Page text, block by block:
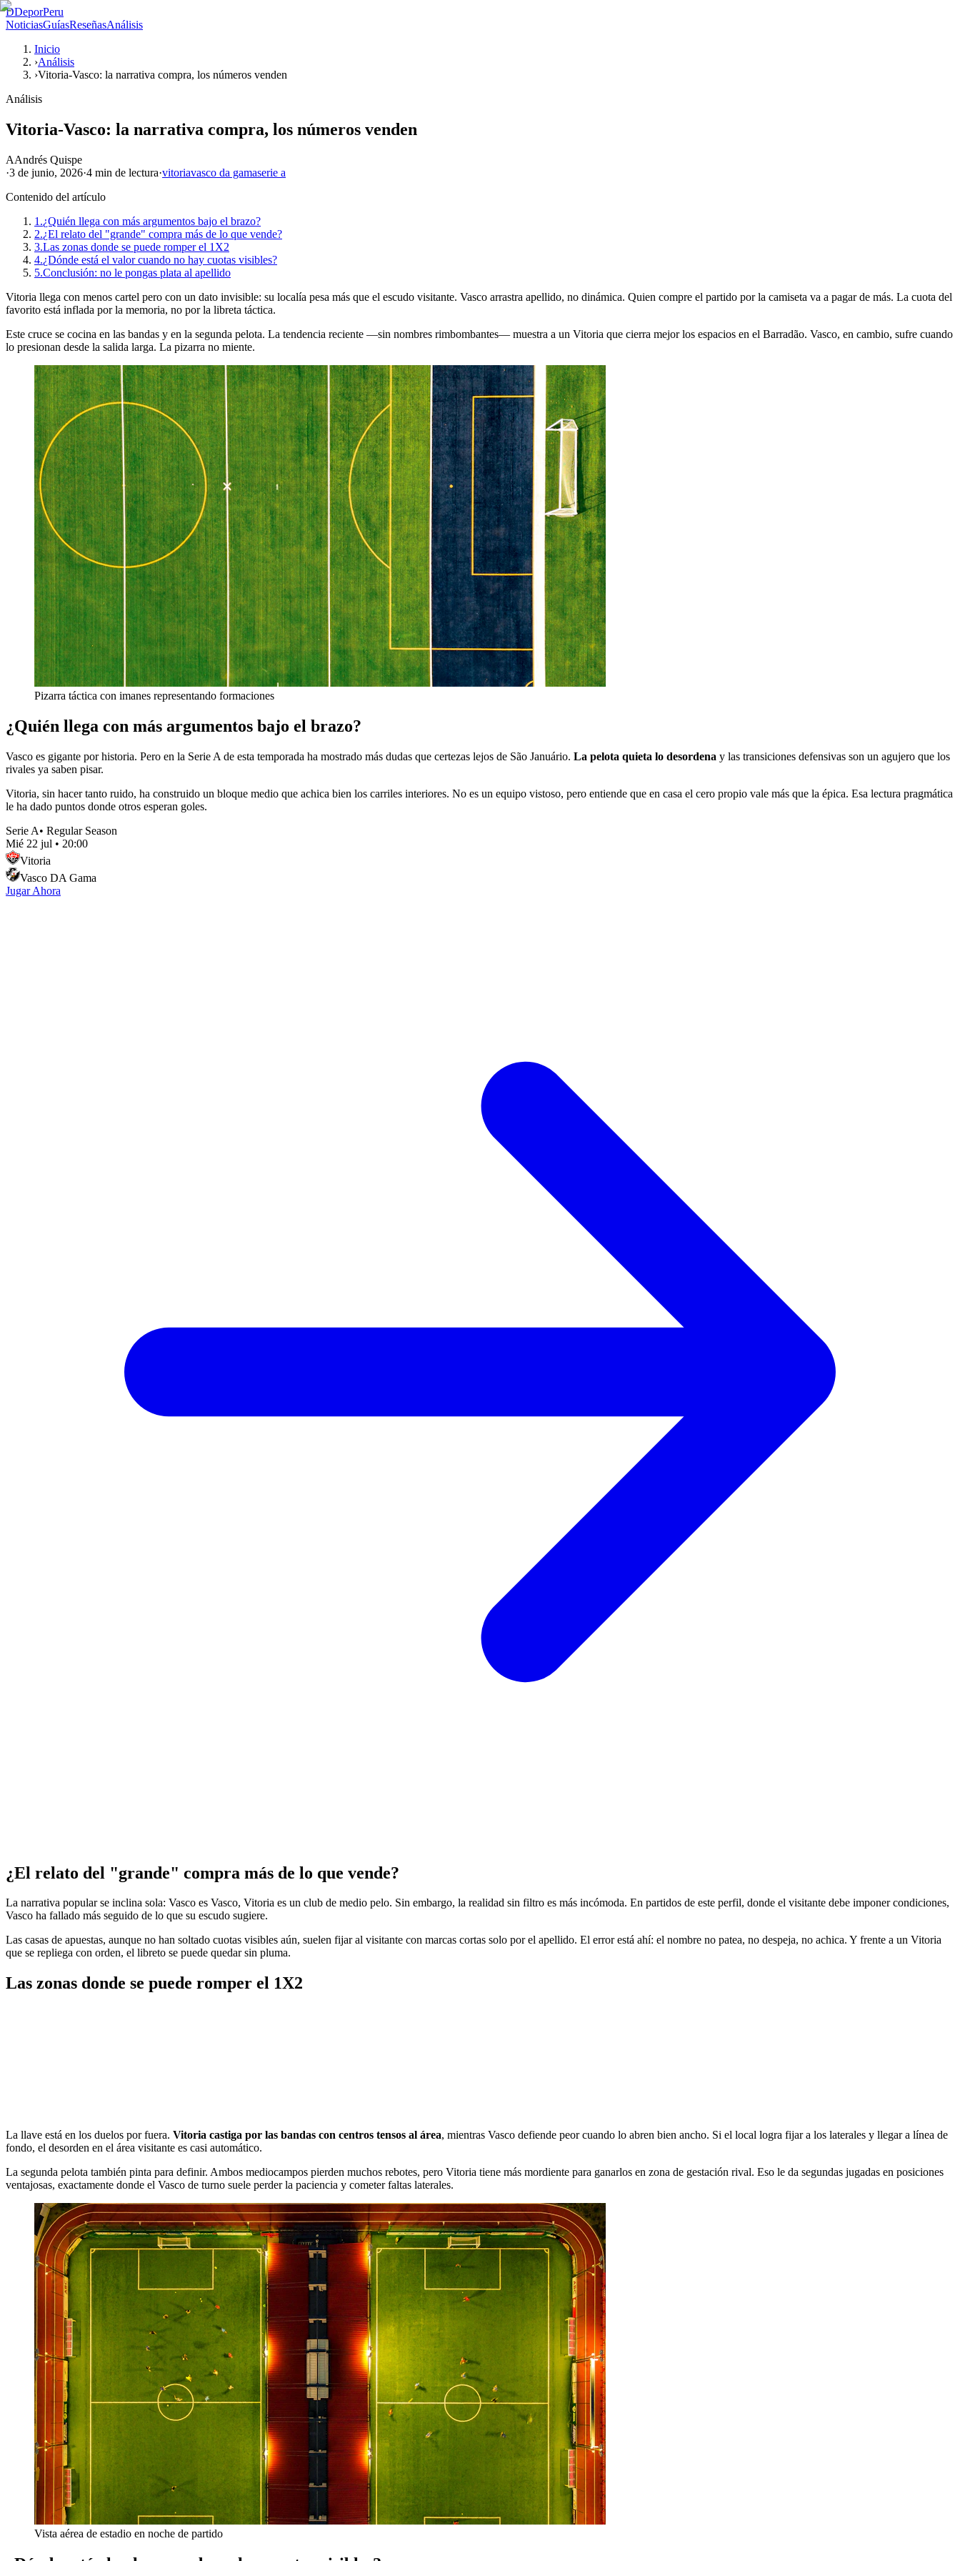
DDeporPeru
NoticiasGuíasReseñasAnálisis
Inicio
›Análisis
›Vitoria-Vasco: la narrativa compra, los números venden
Análisis
Vitoria-Vasco: la narrativa compra, los números venden
AAndrés Quispe
·3 de junio, 2026·4 min de lectura·vitoriavasco da gamaserie a
Contenido del artículo
1.¿Quién llega con más argumentos bajo el brazo?
2.¿El relato del "grande" compra más de lo que vende?
3.Las zonas donde se puede romper el 1X2
4.¿Dónde está el valor cuando no hay cuotas visibles?
5.Conclusión: no le pongas plata al apellido
Vitoria llega con menos cartel pero con un dato invisible: su localía pesa más que el escudo visitante. Vasco arrastra apellido, no dinámica. Quien compre el partido por la camiseta va a pagar de más. La cuota del
favorito está inflada por la memoria, no por la libreta táctica.
Este cruce se cocina en las bandas y en la segunda pelota. La tendencia reciente —sin nombres rimbombantes— muestra a un Vitoria que cierra mejor los espacios en el Barradão. Vasco, en cambio, sufre cuando
lo presionan desde la salida larga. La pizarra no miente.
Pizarra táctica con imanes representando formaciones
¿Quién llega con más argumentos bajo el brazo?
Vasco es gigante por historia. Pero en la Serie A de esta temporada ha mostrado más dudas que certezas lejos de São Januário. La pelota quieta lo desordena y las transiciones defensivas son un agujero que los
rivales ya saben pisar.
Vitoria, sin hacer tanto ruido, ha construido un bloque medio que achica bien los carriles interiores. No es un equipo vistoso, pero entiende que en casa el cero propio vale más que la épica. Esa lectura pragmática
le ha dado puntos donde otros esperan goles.
Serie A• Regular Season
Mié 22 jul • 20:00
Vitoria
Vasco DA Gama
Jugar Ahora
¿El relato del "grande" compra más de lo que vende?
La narrativa popular se inclina sola: Vasco es Vasco, Vitoria es un club de medio pelo. Sin embargo, la realidad sin filtro es más incómoda. En partidos de este perfil, donde el visitante debe imponer condiciones,
Vasco ha fallado más seguido de lo que su escudo sugiere.
Las casas de apuestas, aunque no han soltado cuotas visibles aún, suelen fijar al visitante con marcas cortas solo por el apellido. El error está ahí: el nombre no patea, no despeja, no achica. Y frente a un Vitoria
que se repliega con orden, el libreto se puede quedar sin pluma.
Las zonas donde se puede romper el 1X2
La llave está en los duelos por fuera. Vitoria castiga por las bandas con centros tensos al área, mientras Vasco defiende peor cuando lo abren bien ancho. Si el local logra fijar a los laterales y llegar a línea de
fondo, el desorden en el área visitante es casi automático.
La segunda pelota también pinta para definir. Ambos mediocampos pierden muchos rebotes, pero Vitoria tiene más mordiente para ganarlos en zona de gestación rival. Eso le da segundas jugadas en posiciones
ventajosas, exactamente donde el Vasco de turno suele perder la paciencia y cometer faltas laterales.
Vista aérea de estadio en noche de partido